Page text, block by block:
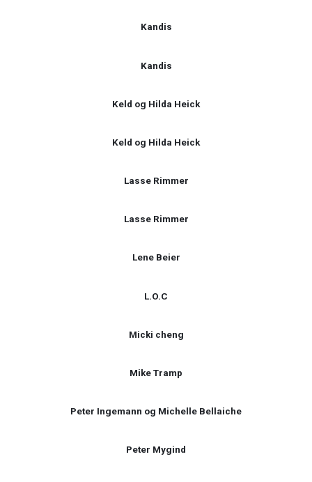
Kandis
Kandis
Keld og Hilda Heick
Keld og Hilda Heick
Lasse Rimmer
Lasse Rimmer
Lene Beier
L.O.C
Micki cheng
Mike Tramp
Peter Ingemann og Michelle Bellaiche
Peter Mygind